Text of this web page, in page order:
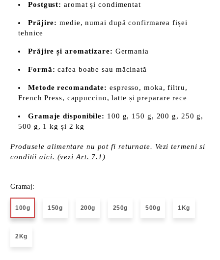
Postgust: aromat și condimentat
Prăjire: medie, numai după confirmarea fișei
tehnice
Prăjire și aromatizare: Germania
Formă: cafea boabe sau măcinată
Metode recomandate: espresso, moka, filtru,
French Press, cappuccino, latte și preparare rece
Gramaje disponibile: 100 g, 150 g, 200 g, 250 g,
500 g, 1 kg și 2 kg
Produsele alimentare nu pot fi returnate. Vezi termeni si
conditiiaici. (vezi Art. 7.1)
Gramaj:
100g 150g 200g 250g 500g 1Kg
2Kg